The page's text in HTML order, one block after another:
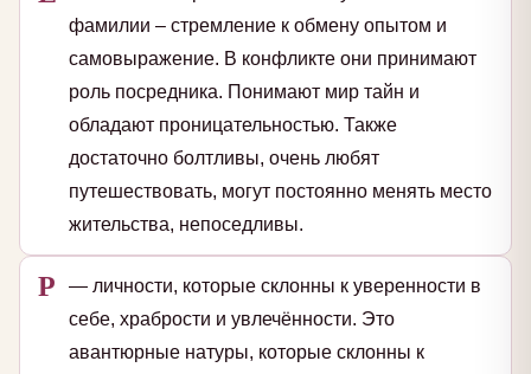
фамилии – стремление к обмену опытом и
самовыражение. В конфликте они принимают
роль посредника. Понимают мир тайн и
обладают проницательностью. Также
достаточно болтливы, очень любят
путешествовать, могут постоянно менять место
жительства, непоседливы.
Р
— личности, которые склонны к уверенности в
себе, храбрости и увлечённости. Это
авантюрные натуры, которые склонны к